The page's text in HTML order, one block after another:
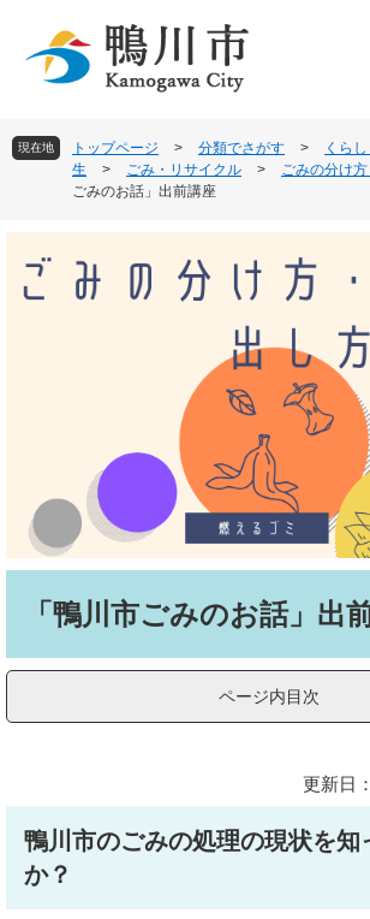
頭
で
飛
ば
現在地 トップページ > 分類でさがす > くら
生
> ごみ・リサイクル > ごみの分け
ごみのお話」出前講座
「鴨川市ごみのお話」出
ページ内目次
更新日
鴨川市のごみの処理の現状を知
か？